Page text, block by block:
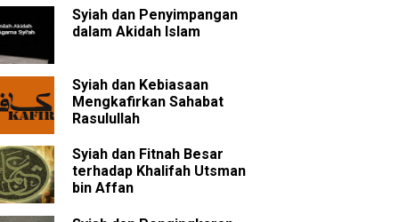
Umat Islam
Keliru
tentang Ahlul Bait
oleh Islam
Syiah dan Penyimpangan
dalam Akidah Islam
Syiah dan Kebiasaan
Mengkafirkan Sahabat
Rasulullah
Syiah dan Fitnah Besar
terhadap Khalifah Utsman
bin Affan